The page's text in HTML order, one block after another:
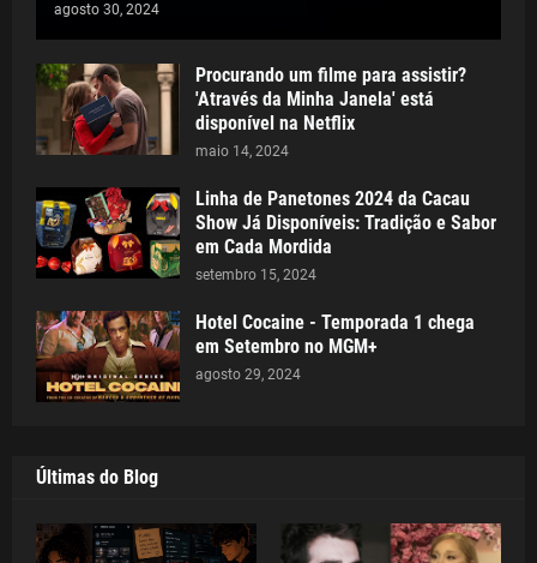
agosto 30, 2024
Procurando um filme para assistir?
'Através da Minha Janela' está
disponível na Netflix
maio 14, 2024
Linha de Panetones 2024 da Cacau
Show Já Disponíveis: Tradição e Sabor
em Cada Mordida
setembro 15, 2024
Hotel Cocaine - Temporada 1 chega
em Setembro no MGM+
agosto 29, 2024
Últimas do Blog